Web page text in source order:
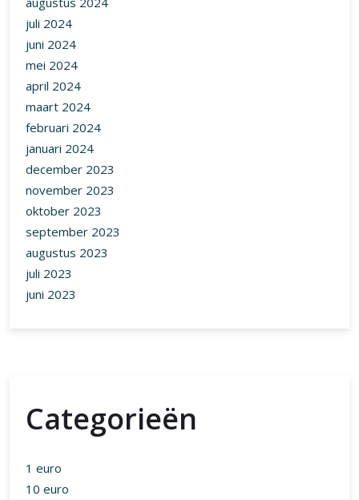
juli 2024
juni 2024
mei 2024
april 2024
maart 2024
februari 2024
januari 2024
december 2023
november 2023
oktober 2023
september 2023
augustus 2023
juli 2023
juni 2023
Categorieën
1 euro
10 euro